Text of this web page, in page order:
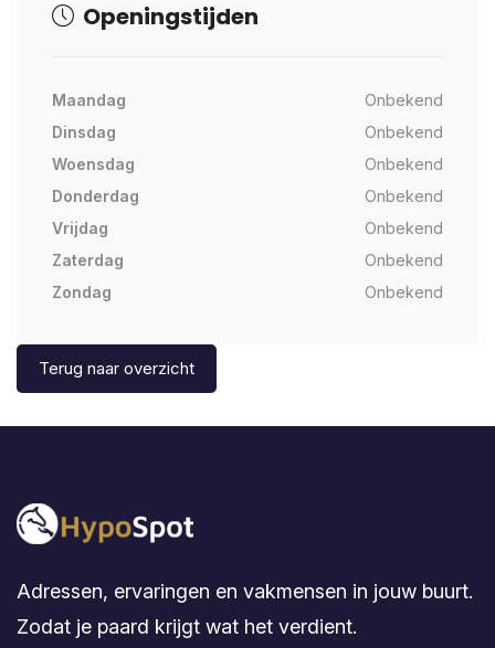
Openingstijden
Maandag
Onbekend
Dinsdag
Onbekend
Woensdag
Onbekend
Donderdag
Onbekend
Vrijdag
Onbekend
Zaterdag
Onbekend
Zondag
Onbekend
Terug naar overzicht
Adressen, ervaringen en vakmensen in jouw buurt.
Zodat je paard krijgt wat het verdient.